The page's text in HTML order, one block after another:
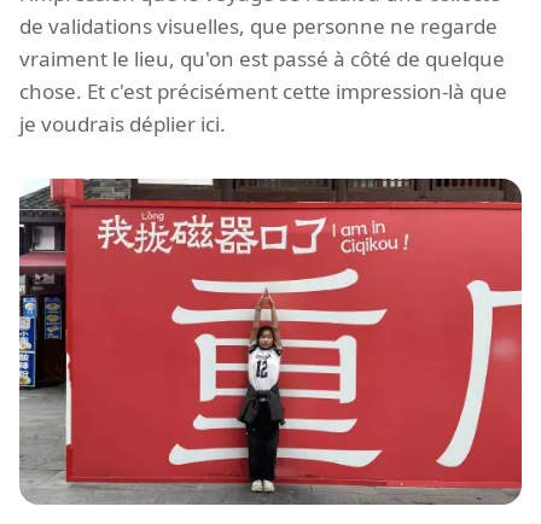
de validations visuelles, que personne ne regarde
vraiment le lieu, qu'on est passé à côté de quelque
chose. Et c'est précisément cette impression-là que
je voudrais déplier ici.